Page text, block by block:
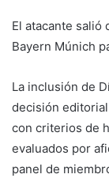
El atacante salió
Bayern Múnich
La inclusión de
decisión
con criterios de
evaluados por
panel de